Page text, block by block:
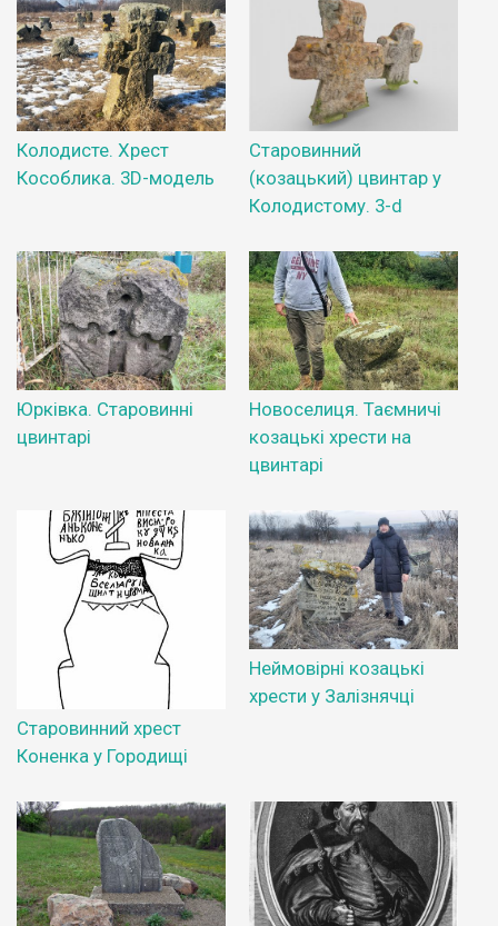
Колодисте. Хрест
Кособлика. 3D-модель
Старовинний
(козацький) цвинтар у
Колодистому. 3-d
Юрківка. Старовинні
цвинтарі
Новоселиця. Таємничі
козацькі хрести на
цвинтарі
Старовинний хрест
Коненка у Городищі
Неймовірні козацькі
хрести у Залізнячці